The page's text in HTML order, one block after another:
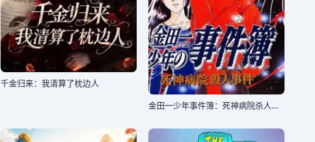
千金归来：我清算了枕边人
金田一少年事件簿：死神病院杀人事件